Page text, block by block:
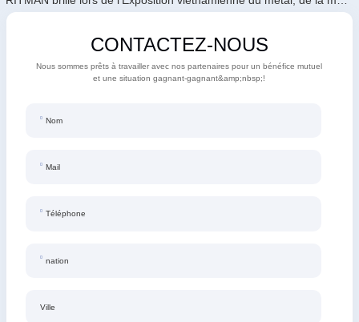
CONTACTEZ-NOUS
Nous sommes prêts à travailler avec nos partenaires pour un bénéfice mutuel
et une situation gagnant-gagnant&amp;nbsp;!
Nom
Mail
Téléphone
nation
Ville